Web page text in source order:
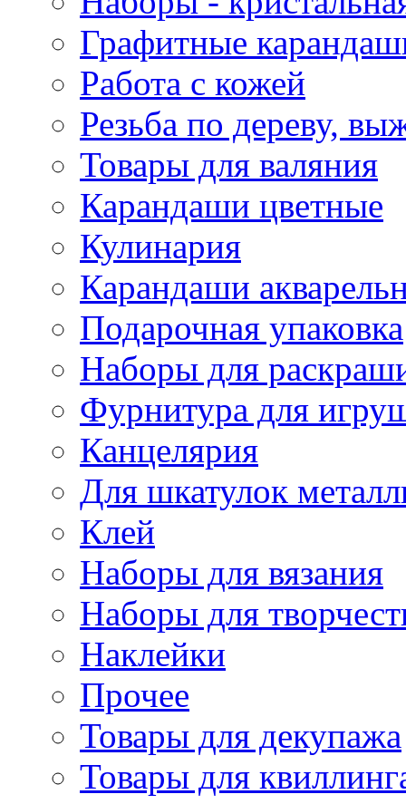
Графитные
Работа с кожей
Резьба по дереву,
Товары для валяния
Карандаши цветные
Кулинария
Карандаши
Подарочная упаковка
Наборы для
Фурнитура для
Канцелярия
Для шкатулок
Клей
Наборы для вязания
Наборы для
Наклейки
Прочее
Товары для декупажа
Товары для